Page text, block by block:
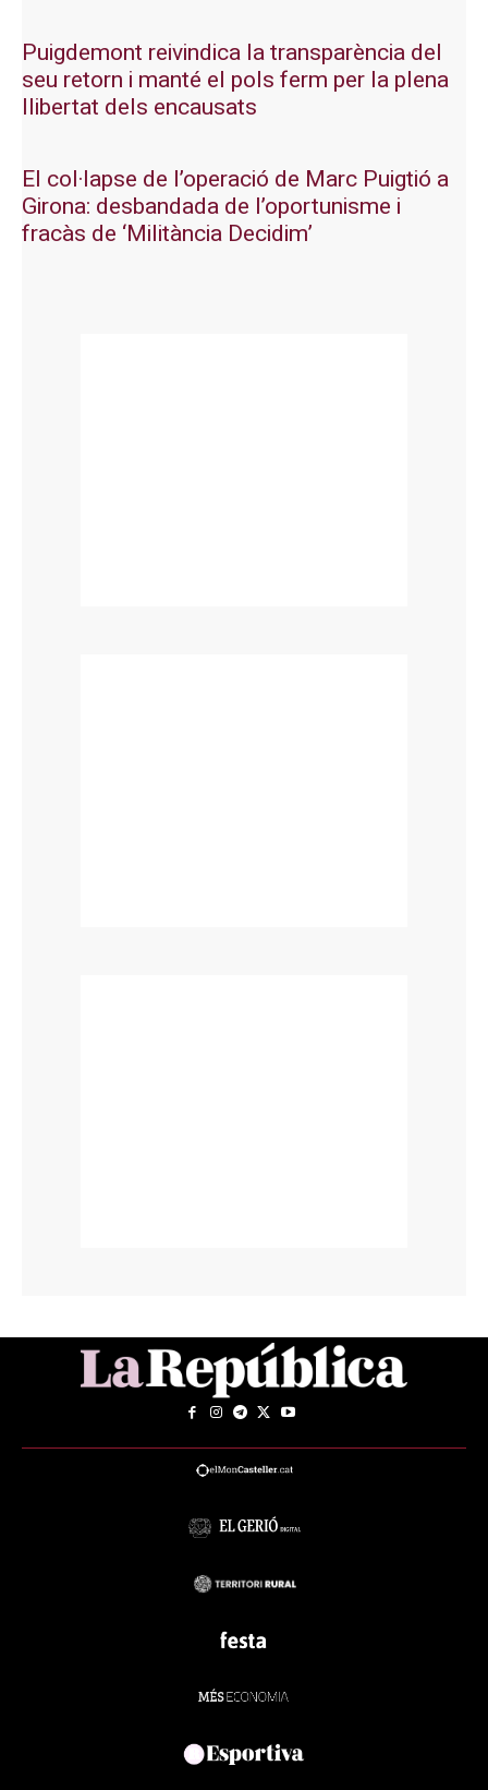
Puigdemont reivindica la transparència del
seu retorn i manté el pols ferm per la plena
llibertat dels encausats
El col·lapse de l’operació de Marc Puigtió a
Girona: desbandada de l’oportunisme i
fracàs de ‘Militància Decidim’